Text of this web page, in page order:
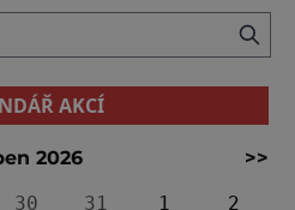
AKCÍ
2026
>>
30 31 1
2